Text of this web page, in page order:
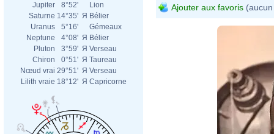
Jupiter
8°52'
Lion
Saturne 14°35' Я Bélier
Uranus
5°16'
Gémeaux
Neptune
4°08' Я Bélier
Pluton
3°59' Я Verseau
Chiron
0°51' Я Taureau
Nœud vrai 29°51' Я Verseau
Lilith vraie 18°12' Я Capricorne
Ajouter aux favoris